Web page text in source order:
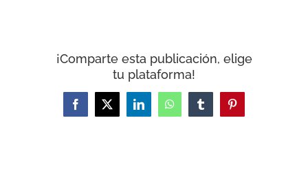
¡Comparte esta publicación, elige
tu plataforma!
Facebook
X LinkedInWhatsAppTumblrPinterest